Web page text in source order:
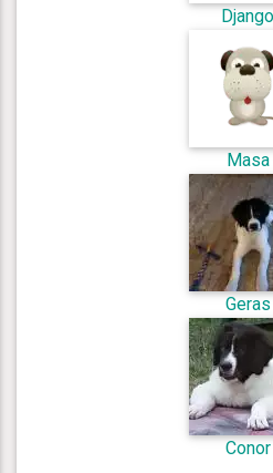
Django
Masa
Geras
Conor